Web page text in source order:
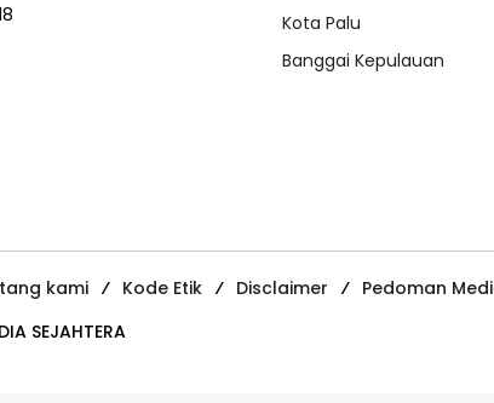
Kota Palu
Banggai Kepulauan
kami Kode Etik Disclaimer Pedoman
SEJAHTERA